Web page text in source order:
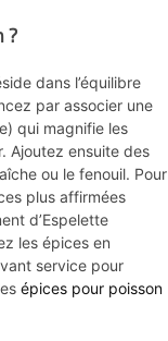
?
dans l’équilibre
par associer une
qui magnifie les
Ajoutez ensuite des
ou le fenouil. Pour
plus affirmées
d’Espelette
les épices en
service pour
épices pour poisson